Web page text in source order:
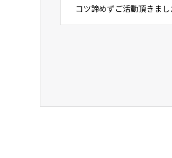
コツ諦めずご活動頂きま
す♪（１）アクア・マー